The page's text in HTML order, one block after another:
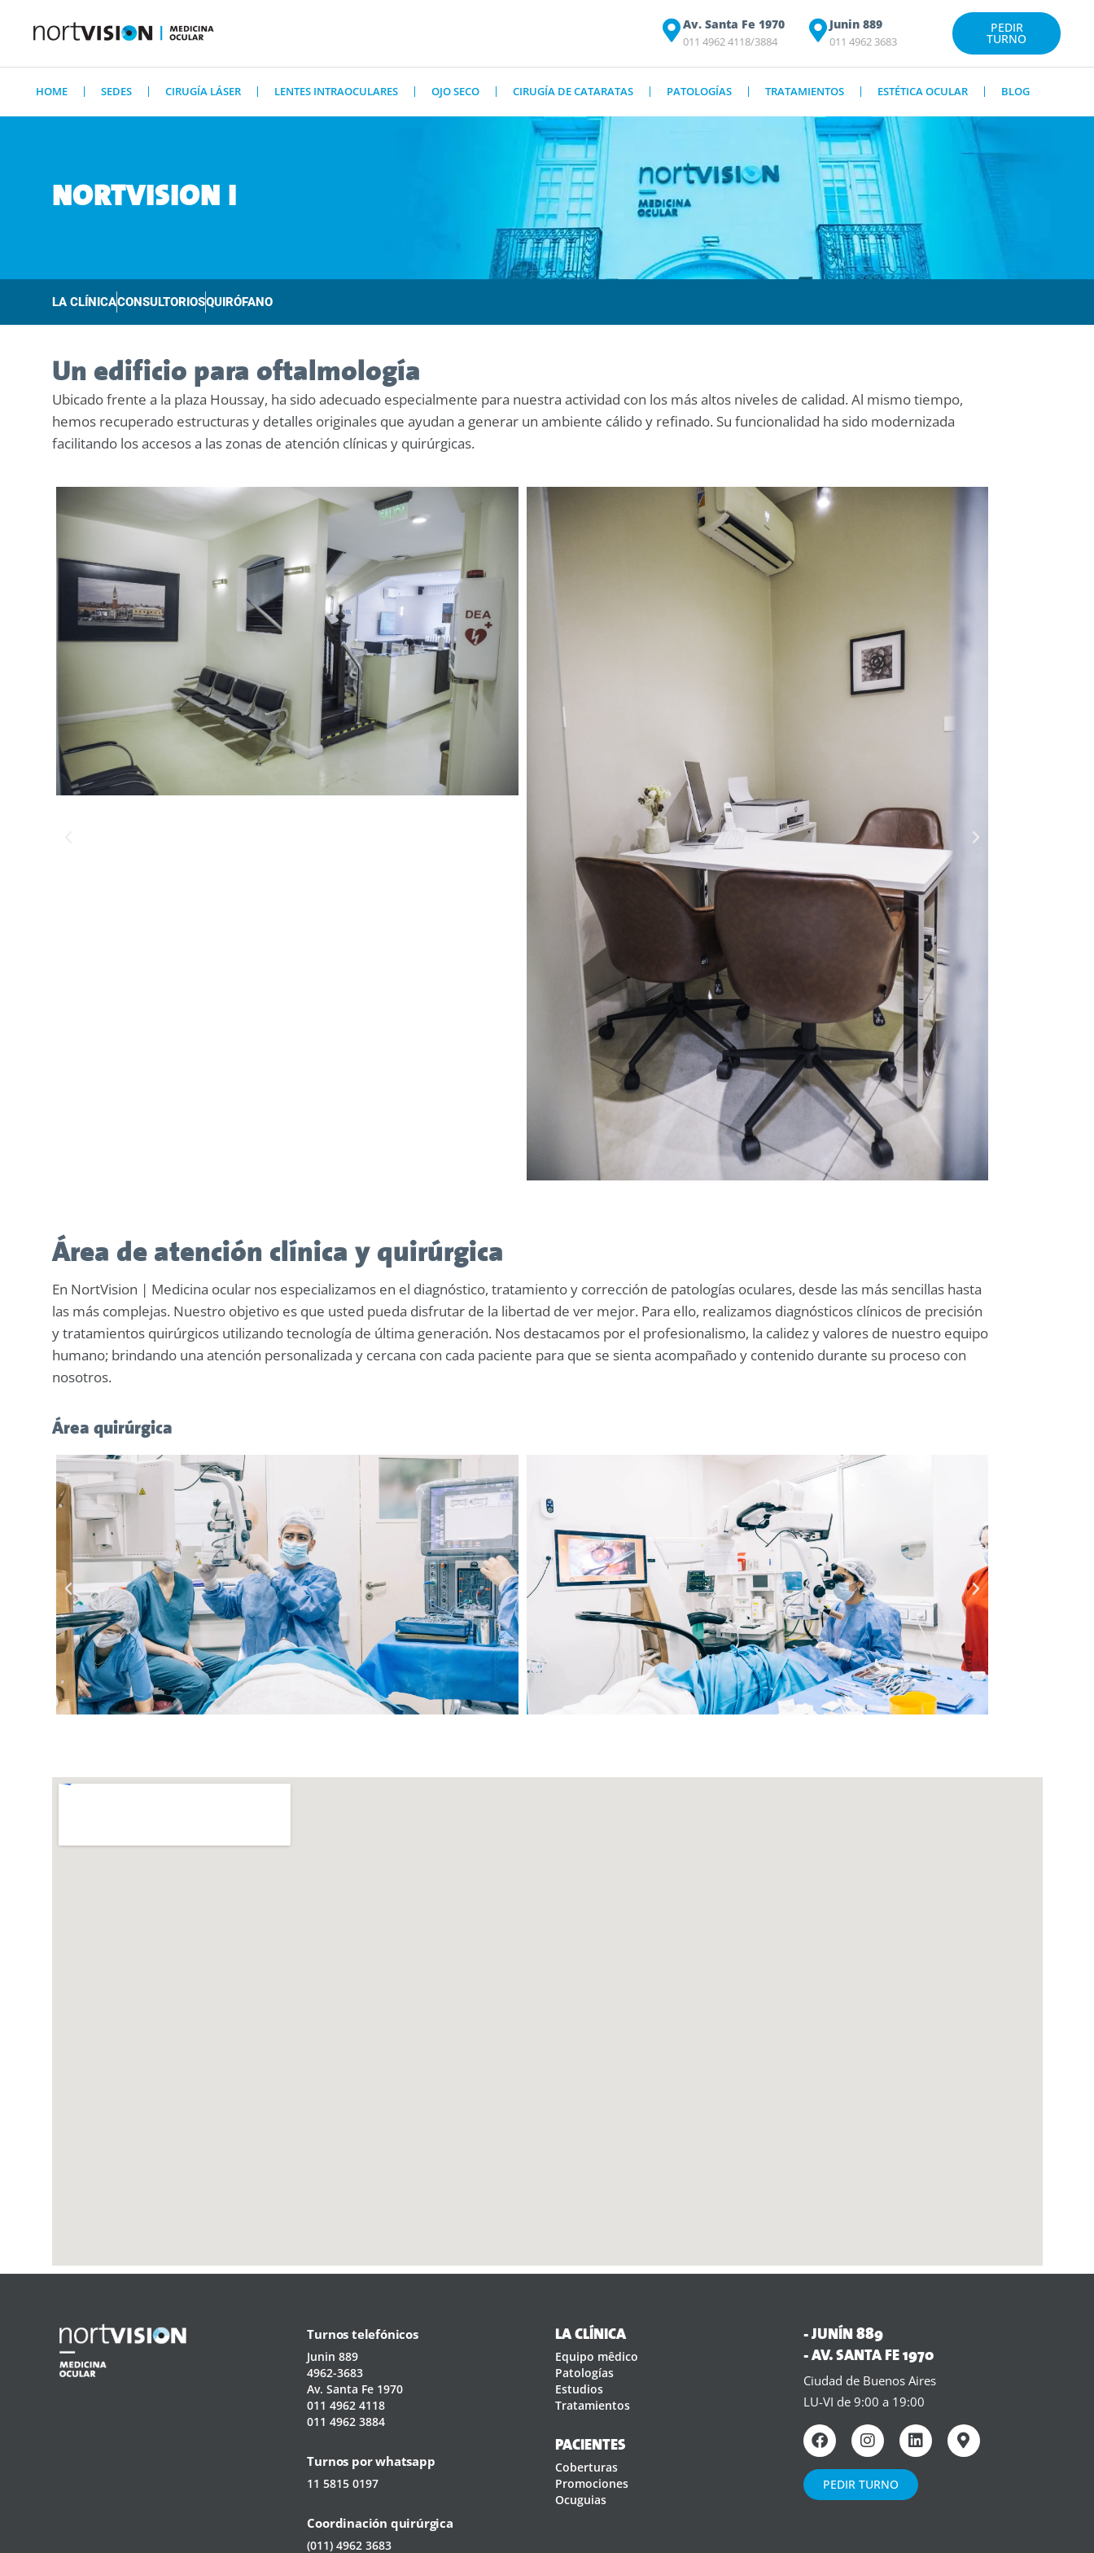
Av. Santa Fe 1970
011 4962 4118/3884
Junin 889
011 4962 3683
PEDIR
TURNO
HOME SEDES CIRUGÍA LÁSER LENTES INTRAOCULARES OJO SECO CIRUGÍA DE CATARATAS PATOLOGÍAS TRATAMIENTOS ESTÉTICA OCULAR BLOG
NORTVISION I
LA CLÍNICACONSULTORIOSQUIRÓFANO
Un edificio para oftalmología
Ubicado frente a la plaza Houssay, ha sido adecuado especialmente para nuestra actividad con los más altos niveles de calidad. Al mismo tiempo,
hemos recuperado estructuras y detalles originales que ayudan a generar un ambiente cálido y refinado. Su funcionalidad ha sido modernizada
facilitando los accesos a las zonas de atención clínicas y quirúrgicas.
Área de atención clínica y quirúrgica
En NortVision | Medicina ocular nos especializamos en el diagnóstico, tratamiento y corrección de patologías oculares, desde las más sencillas hasta
las más complejas. Nuestro objetivo es que usted pueda disfrutar de la libertad de ver mejor. Para ello, realizamos diagnósticos clínicos de precisión
y tratamientos quirúrgicos utilizando tecnología de última generación. Nos destacamos por el profesionalismo, la calidez y valores de nuestro equipo
humano; brindando una atención personalizada y cercana con cada paciente para que se sienta acompañado y contenido durante su proceso con
nosotros.
Área quirúrgica
Turnos telefónicos
Junin 889
4962-3683
Av. Santa Fe 1970
011 4962 4118
011 4962 3884
Turnos por whatsapp
11 5815 0197
Coordinación quirúrgica
(011) 4962 3683
LA CLÍNICA
Equipo mêdico
Patologías
Estudios
Tratamientos
PACIENTES
Coberturas
Promociones
Ocuguias
- JUNÍN 889
- AV. SANTA FE 1970
Ciudad de Buenos Aires
LU-VI de 9:00 a 19:00
PEDIR TURNO